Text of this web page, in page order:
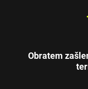
Obratem